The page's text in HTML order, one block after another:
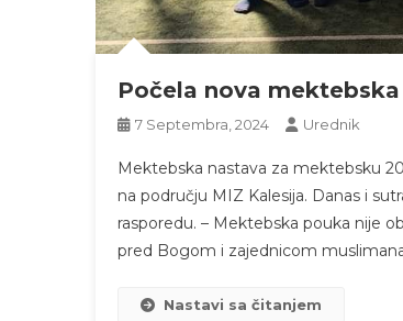
Počela nova
7 Septembra, 2024 Urednik
Mektebska nastava za mektebsku
na području MIZ Kalesija. Danas i
rasporedu. – Mektebska pouka nije
pred Bogom i zajednicom
Nastavi sa čitanjem